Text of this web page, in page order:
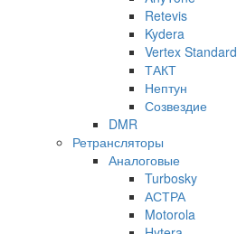
Retevis
Kydera
Vertex Standard
ТАКТ
Нептун
Созвездие
DMR
Ретрансляторы
Аналоговые
Turbosky
АСТРА
Motorola